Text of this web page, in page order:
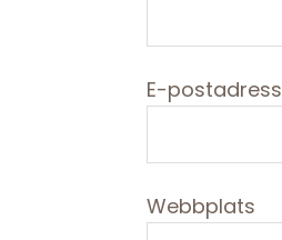
E-postadress
Webbplats